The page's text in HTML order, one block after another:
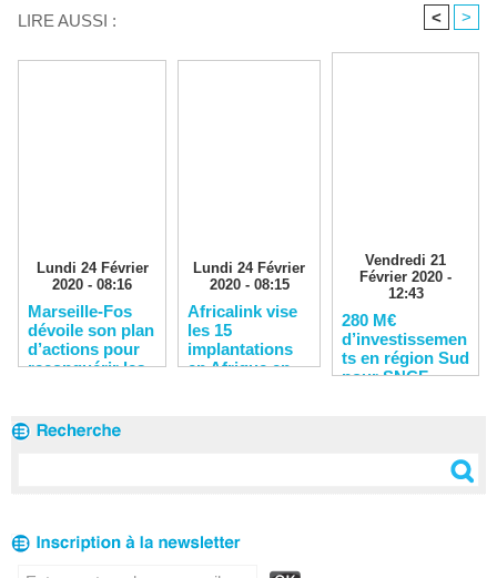
LIRE AUSSI : < >
Lundi 24 Février
2020 - 08:16
Marseille-Fos
dévoile son plan
d’actions pour
reconquérir les
Lundi 24 Février
2020 - 08:15
Africalink vise
les 15
implantations
en Afrique en
Vendredi 21
Février 2020 -
12:43
280 M€
d’investissemen
ts en région Sud
pour SNCF